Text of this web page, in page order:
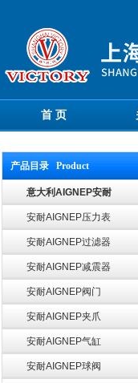
首 页
产品目录 Product
意大利AIGNEP安耐
安耐AIGNEP压力表
安耐AIGNEP过滤器
安耐AIGNEP减震器
安耐AIGNEP阀门
安耐AIGNEP夹爪
安耐AIGNEP气缸
安耐AIGNEP球阀